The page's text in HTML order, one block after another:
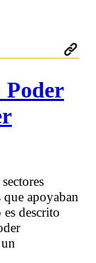
Poder
apoyaban
descrito